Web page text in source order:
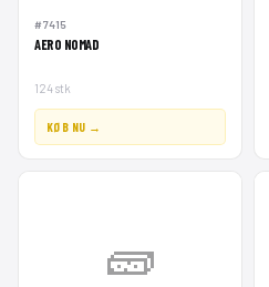
#7415
AERO NOMAD
124 stk
KØB NU →
🧱